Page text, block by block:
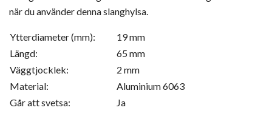
när du använder denna slanghylsa.
Ytterdiameter (mm):
19 mm
Längd:
65 mm
Väggtjocklek:
2 mm
Material:
Aluminium 6063
Går att svetsa:
Ja